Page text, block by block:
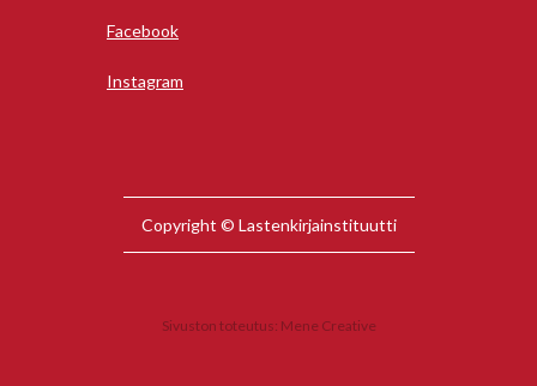
Facebook
Instagram
Copyright © Lastenkirjainstituutti
Sivuston toteutus: Mene Creative